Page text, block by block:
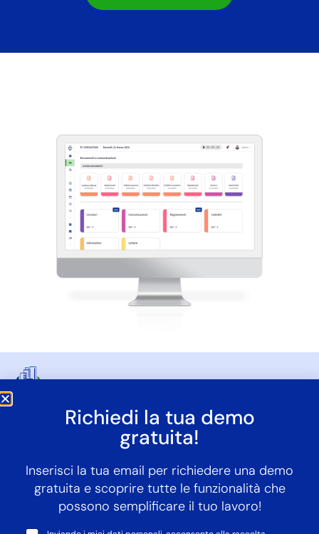
info@whereveroffice.it
+39 04611975740
Richiedi la tua demo
gratuita!
Inserisci la tua email per richiedere una demo
gratuita e scoprire tutte le funzionalità che
possono semplificare il tuo lavoro!